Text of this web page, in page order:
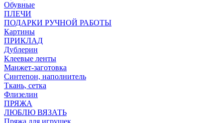
Обувные
ПЛЕЧИ
ПОДАРКИ РУЧНОЙ РАБОТЫ
Картины
ПРИКЛАД
Дублерин
Клеевые ленты
Манжет-заготовка
Синтепон, наполнитель
Ткань, сетка
Флизелин
ПРЯЖА
ЛЮБЛЮ ВЯЗАТЬ
Пряжа для игрушек